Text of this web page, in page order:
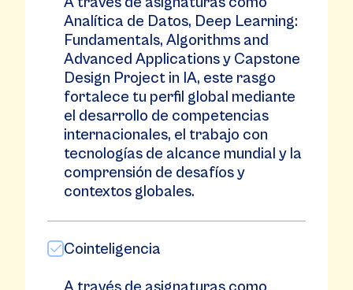
Analítica de Datos, Deep Learning:
Fundamentals, Algorithms and
Advanced Applications y Capstone
Design Project in IA, este rasgo
fortalece tu perfil global mediante
el desarrollo de competencias
internacionales, el trabajo con
tecnologías de alcance mundial y la
comprensión de desafíos y
contextos globales.
Cointeligencia